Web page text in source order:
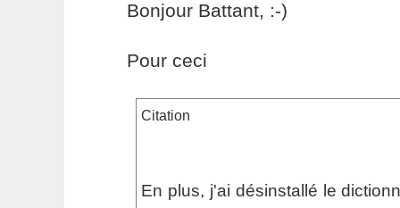
Bonjour Battant, :-)
Pour ceci
Citation
En plus, j'ai désinstallé le